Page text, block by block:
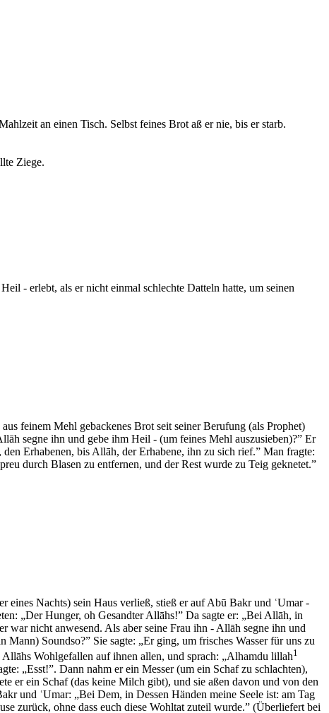
an einen Tisch. Selbst feines Brot aß er nie, bis er starb.
Ziege.
- erlebt, als er nicht einmal schlechte Datteln hatte, um seinen
feinem Mehl gebackenes Brot seit seiner Berufung (als Prophet)
segne ihn und gebe ihm Heil - (um feines Mehl auszusieben)?” Er
Erhabenen, bis Allāh, der Erhabene, ihn zu sich rief.” Man fragte:
durch Blasen zu entfernen, und der Rest wurde zu Teig geknetet.”
Nachts) sein Haus verließ, stieß er auf Abū Bakr und ʿUmar -
„Der Hunger, oh Gesandter Allāhs!” Da sagte er: „Bei Allāh, in
war nicht anwesend. Als aber seine Frau ihn - Allāh segne ihn und
Soundso?” Sie sagte: „Er ging, um frisches Wasser für uns zu
Wohlgefallen auf ihnen allen, und sprach: „Alhamdu lillah1
„Esst!”. Dann nahm er ein Messer (um ein Schaf zu schlachten),
er ein Schaf (das keine Milch gibt), und sie aßen davon und von den
und ʿUmar: „Bei Dem, in Dessen Händen meine Seele ist: am Tag
zurück, ohne dass euch diese Wohltat zuteil wurde.” (Überliefert bei